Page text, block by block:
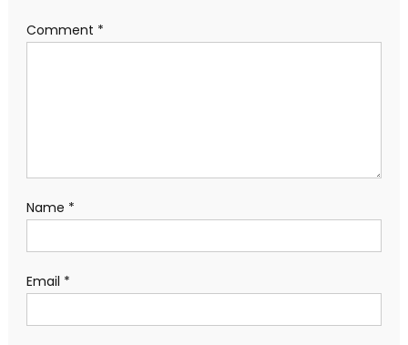
Comment *
Name *
Email *